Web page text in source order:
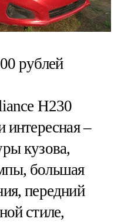
рублей
Н230
интересная –
кузова,
большая
передний
стиле,